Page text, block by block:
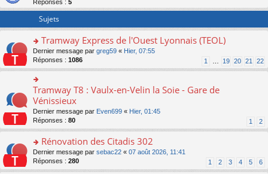
er
s
s
a
g
e
n
o
n
lu
le
pl
u
s
ré
c
Réponses : 5
Sujets
o
n
s
ult
er
le
m
e
s
s
a
g
e
Tramway Express de l'Ouest Lyonnais (TEOL)
Dernier message par greg59 « Hier, 07:55
Réponses : 1086 1 19 20 21 22
o
n
ult
er
le
m
e
s
s
Tramway T8 : Vaulx-en-Velin la Soie - Gare de
Vénissieux
Dernier message par Even699 « Hier, 01:45
Réponses : 80 1 2
o
n
s
Rénovation des Citadis 302
Dernier message par sebac22 « 07 août 2026, 11:41
Réponses : 280 1 2 3 4 5 6